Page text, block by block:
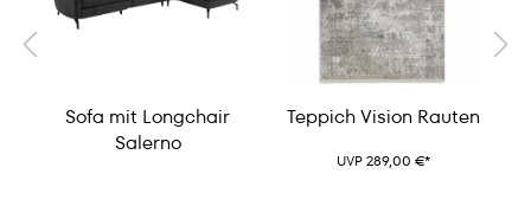
Sofa mit Longchair
Salerno
Teppich Vision Rauten
UVP 289,00 €*